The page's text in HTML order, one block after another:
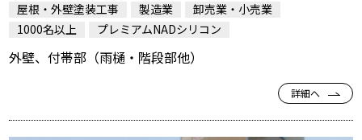
屋根・外壁塗装工事 製造業
卸売業・小売業
1000名以上
プレミアムNADシリコン
外壁、付帯部（雨樋・階段部他）
詳細へ